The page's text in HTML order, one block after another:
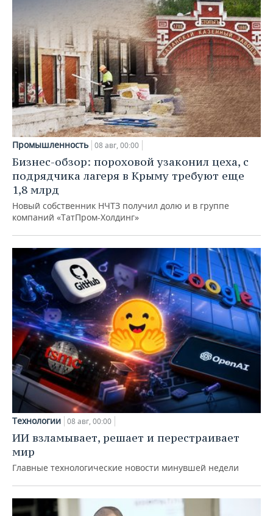
Промышленность 08 авг, 00:00
Бизнес-обзор: пороховой узаконил цеха, с
подрядчика лагеря в Крыму требуют еще
1,8 млрд
Новый собственник НЧТЗ получил долю и в группе
компаний «ТатПром-Холдинг»
Технологии 08 авг, 00:00
ИИ взламывает, решает и перестраивает
мир
Главные технологические новости минувшей недели